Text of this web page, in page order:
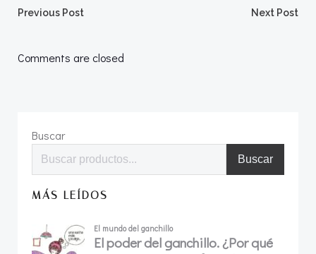
Navegación
de
Previous Post Next Post
Comments are closed
Buscar
Buscar
MÁS LEÍDOS